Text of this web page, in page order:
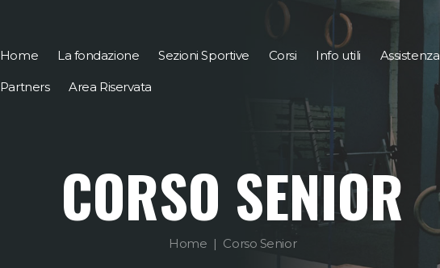
Home La fondazione Sezioni Sportive Corsi Info utili Assistenza
Partners Area Riservata
CORSO SENIOR
Home Corso Senior